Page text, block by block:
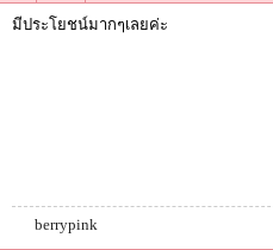
มีประโยชน์มากๆเลยค่ะ
berrypink